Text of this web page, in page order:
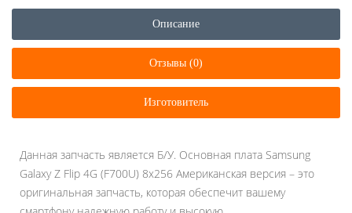
Описание
Отзывы (0)
Изготовитель
Данная запчасть является Б/У. Основная плата Samsung
Galaxy Z Flip 4G (F700U) 8x256 Американская версия – это
оригинальная запчасть, которая обеспечит вашему